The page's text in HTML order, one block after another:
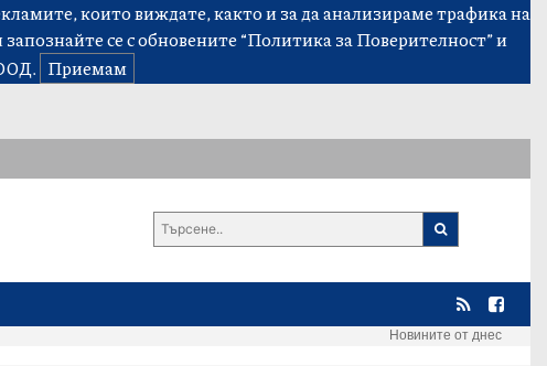
които виждате, както и за да анализираме трафика на
се с обновените“Политика за Поверителност”и
Приемам
Новините от днес